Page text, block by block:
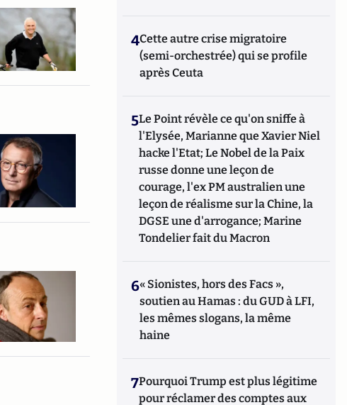
4Cette autre crise migratoire
(semi-orchestrée) qui se profile
après Ceuta
5Le Point révèle ce qu'on sniffe à
l'Elysée, Marianne que Xavier Niel
hacke l'Etat; Le Nobel de la Paix
russe donne une leçon de
courage, l'ex PM australien une
leçon de réalisme sur la Chine, la
DGSE une d'arrogance; Marine
Tondelier fait du Macron
6« Sionistes, hors des Facs »,
soutien au Hamas : du GUD à LFI,
les mêmes slogans, la même
haine
7Pourquoi Trump est plus légitime
pour réclamer des comptes aux